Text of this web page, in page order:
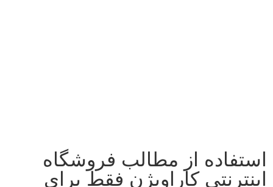
استفاده از مطالب فروشگاه
اینترنتی کاراویژن فقط برای